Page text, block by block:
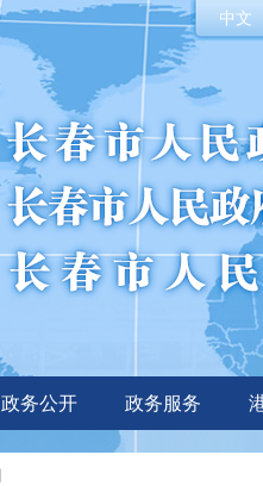
中文
政务公开 政务服务